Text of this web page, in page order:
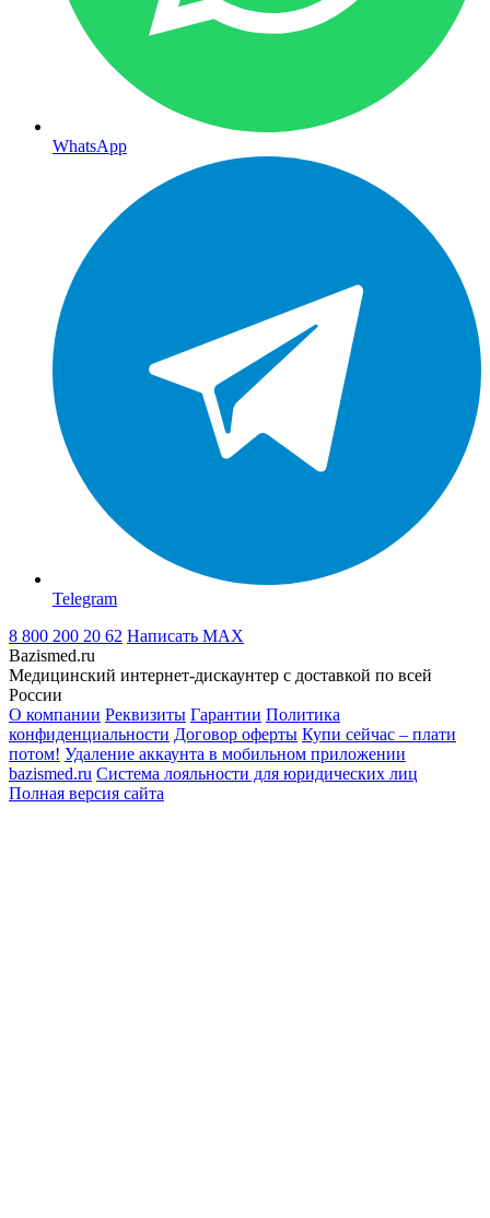
WhatsApp
Telegram
8 800 200 20 62 Написать MAX
Bazismed.ru
Медицинский интернет-дискаунтер с доставкой по всей
России
О компании Реквизиты Гарантии Политика
конфиденциальности Договор оферты Купи сейчас – плати
потом! Удаление аккаунта в мобильном приложении
bazismed.ru Система лояльности для юридических лиц
Полная версия сайта